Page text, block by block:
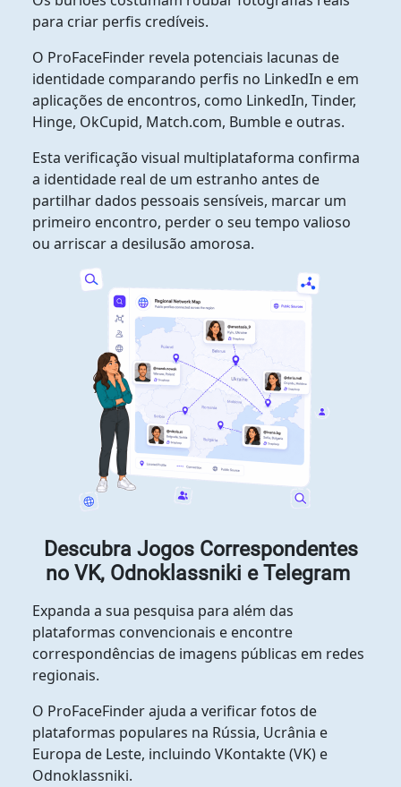
para criar perfis credíveis.
O ProFaceFinder revela potenciais lacunas de
identidade comparando perfis no LinkedIn e em
aplicações de encontros, como LinkedIn, Tinder,
Hinge, OkCupid, Match.com, Bumble e outras.
Esta verificação visual multiplataforma confirma
a identidade real de um estranho antes de
partilhar dados pessoais sensíveis, marcar um
primeiro encontro, perder o seu tempo valioso
ou arriscar a desilusão amorosa.
Descubra Jogos Correspondentes
no VK, Odnoklassniki e Telegram
Expanda a sua pesquisa para além das
plataformas convencionais e encontre
correspondências de imagens públicas em redes
regionais.
O ProFaceFinder ajuda a verificar fotos de
plataformas populares na Rússia, Ucrânia e
Europa de Leste, incluindo VKontakte (VK) e
Odnoklassniki.